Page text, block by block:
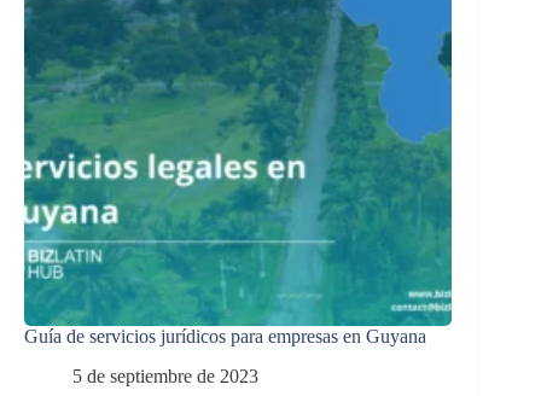
Guía de servicios jurídicos para empresas en Guyana
5 de septiembre de 2023